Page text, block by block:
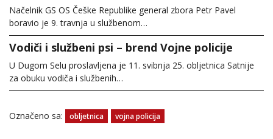
Načelnik GS OS Češke Republike general zbora Petr Pavel
boravio je 9. travnja u službenom…
Vodiči i službeni psi – brend Vojne policije
U Dugom Selu proslavljena je 11. svibnja 25. obljetnica Satnije
za obuku vodiča i službenih…
Označeno sa: obljetnica vojna policija